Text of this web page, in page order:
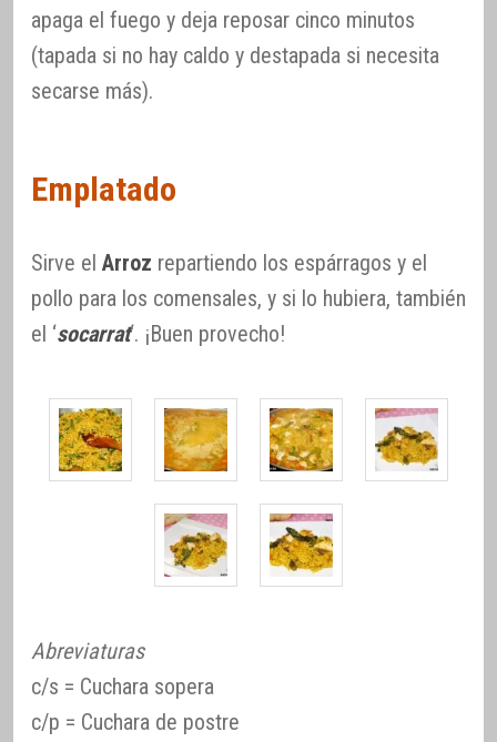
apaga el fuego y deja reposar cinco minutos
(tapada si no hay caldo y destapada si necesita
secarse más).
Emplatado
Sirve el Arroz repartiendo los espárragos y el
pollo para los comensales, y si lo hubiera, también
el ‘socarrat‘. ¡Buen provecho!
Abreviaturas
c/s = Cuchara sopera
c/p = Cuchara de postre